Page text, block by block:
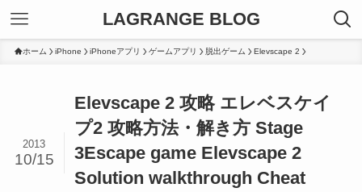
LAGRANGE BLOG
ホーム iPhone iPhoneアプリ ゲームアプリ 脱出ゲーム Elevscape 2
Elevscape 2 攻略 エレベスケイ
プ2 攻略方法・解き方 Stage
3Escape game Elevscape 2
Solution walkthrough Cheat
2013
10/15